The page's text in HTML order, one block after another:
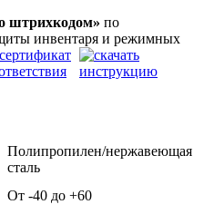
штрихкодом» по
инвентаря и режимных
Полипропилен/нержавеющая
сталь
От -40 до +60